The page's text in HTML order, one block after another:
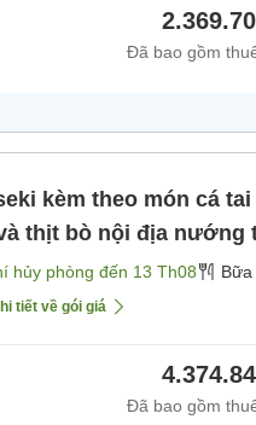
Đã bao gồm
kèm theo món cá
thịt bò nội địa nướng
hủy phòng đến 13 Th08 Bữa
tiết về gói giá
Đã bao gồm